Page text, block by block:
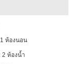
1 ห้องนอน
2 ห้องน้ำ